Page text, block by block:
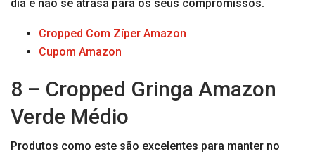
dia e não se atrasa para os seus compromissos.
Cropped Com Zíper Amazon
Cupom Amazon
8 – Cropped Gringa Amazon
Verde Médio
Produtos como este são excelentes para manter no